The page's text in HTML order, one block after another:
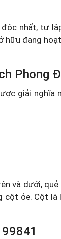
nhất, tự
hữu đang
Phong
giải nghĩa
và dưới,
ỏe. Cột là